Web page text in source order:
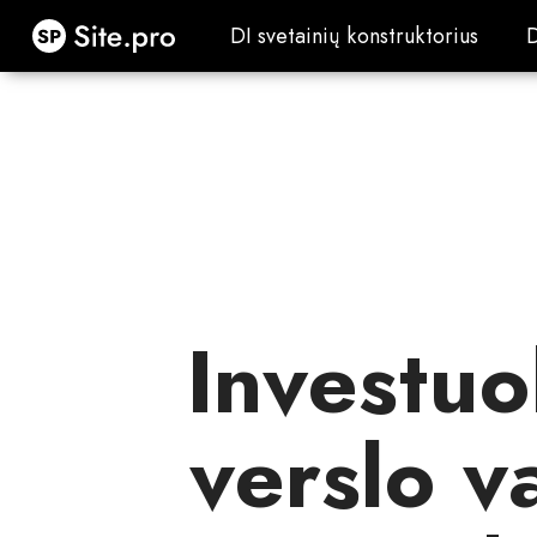
Site.pro DI svetainių konstruktorius
DI svetainių konstruktorius
verslo